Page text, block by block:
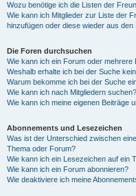
Wozu benötige ich die Listen der
Wie kann ich Mitglieder zur Liste der
hinzufügen oder diese wieder aus den
Die Foren durchsuchen
Wie kann ich ein Forum oder
Weshalb erhalte ich bei der Suche
Warum bekomme ich bei der Suche
Wie kann ich nach Mitgliedern suchen?
Wie kann ich meine eigenen Beiträge
Abonnements und Lesezeichen
Was ist der Unterschied zwischen
Thema oder Forum?
Wie kann ich ein Lesezeichen auf ein
Wie kann ich ein Forum abonnieren?
Wie deaktiviere ich meine